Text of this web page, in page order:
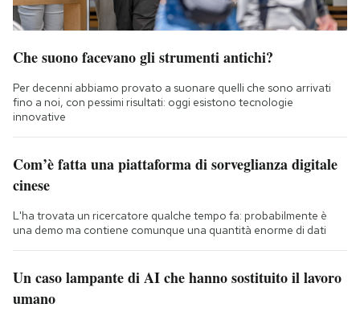
Che suono facevano gli strumenti antichi?
Per decenni abbiamo provato a suonare quelli che sono arrivati
fino a noi, con pessimi risultati: oggi esistono tecnologie
innovative
Com’è fatta una piattaforma di sorveglianza digitale
cinese
L'ha trovata un ricercatore qualche tempo fa: probabilmente è
una demo ma contiene comunque una quantità enorme di dati
Un caso lampante di AI che hanno sostituito il lavoro
umano